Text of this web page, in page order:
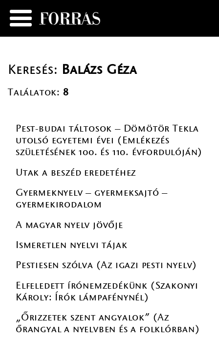
Keresés: Balázs Géza
Találatok: 8
Pest-budai táltosok – Dömötör Tekla
utolsó egyetemi évei (Emlékezés
születésének 100. és 110. évfordulóján)
Utak a beszéd eredetéhez
Gyermeknyelv – gyermeksajtó –
gyermekirodalom
A magyar nyelv jövője
Ismeretlen nyelvi tájak
Pestiesen szólva (Az igazi pesti nyelv)
Elfeledett írónemzedékünk (Szakonyi
Károly: Írók lámpafénynél)
„Őrizzetek szent angyalok” (Az
őrangyal a nyelvben és a folklórban)